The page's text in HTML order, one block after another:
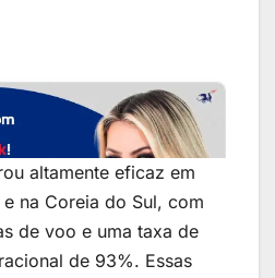
altamente eficaz em
na Coreia do Sul, com
de voo e uma taxa de
de 93%. Essas